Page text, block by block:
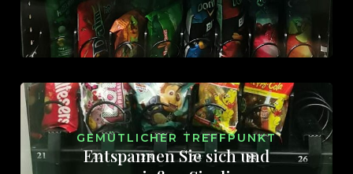
GEMÜTLICHER TREFFPUNKT
Entspannen Sie sich und